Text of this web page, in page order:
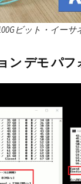
ビット・イー
ン デモ パフ